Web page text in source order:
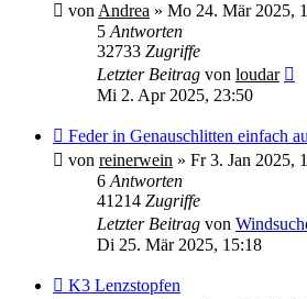
von Andrea » Mo 24. Mär 2025,
5 Antworten
32733 Zugriffe
Letzter Beitrag von loudar
Mi 2. Apr 2025, 23:50
Feder in Genauschlitten einfach
von reinerwein » Fr 3. Jan 2025,
6 Antworten
41214 Zugriffe
Letzter Beitrag von
Di 25. Mär 2025, 15:18
K3 Lenzstopfen